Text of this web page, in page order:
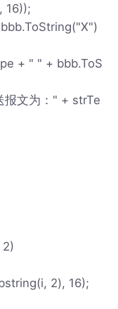
16));
+ " " + bbb.ToS
文为：" + strTe
2), 16);